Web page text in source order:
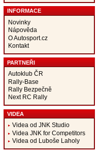
INFORMACE
Novinky
Nápověda
O Autosport.cz
Kontakt
PARTNEŘI
Autoklub ČR
Rally-Base
Rally Bezpečně
Next RC Rally
VIDEA
Videa od JNK Studio
Videa JNK for Competitors
Videa od Luboše Laholy